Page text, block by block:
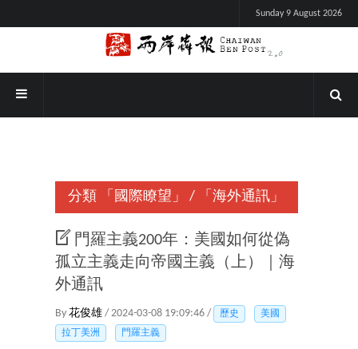
Sunday 9 August 2026
分類 「國際瞭望」 / 「海外通訊」
門羅主義200年：美國如何從偽
孤立主義走向帝國主義（上）｜海
外通訊
By 花俊雄 / 2024-03-08 19:09:46 / 歷史
美國
拉丁美洲
門羅主義